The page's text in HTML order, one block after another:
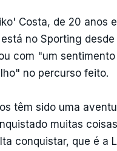
Costa, de 20 anos
no Sporting desde
com "um sentimento
no percurso feito.
têm sido uma
muitas
conquistar, que é a